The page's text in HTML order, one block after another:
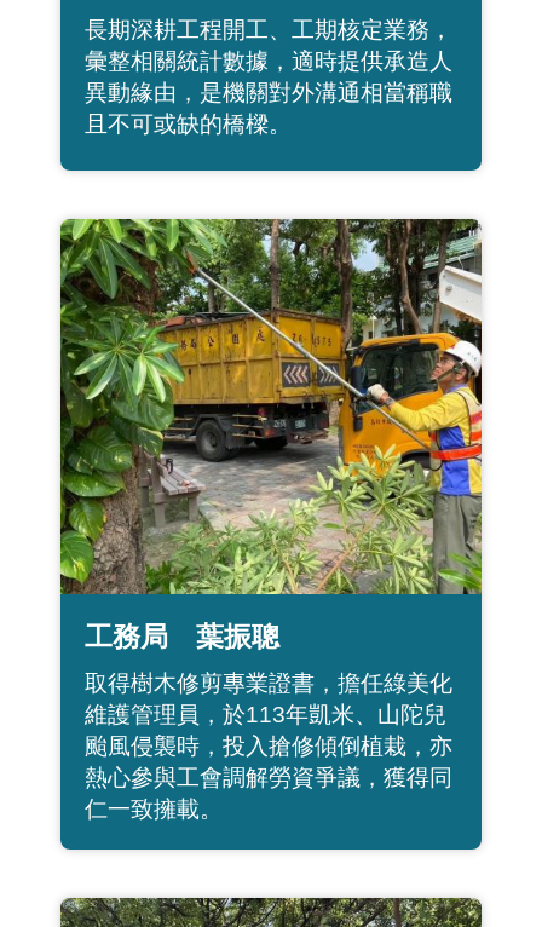
長期深耕工程開工、工期核定業務，
彙整相關統計數據，適時提供承造人
異動緣由，是機關對外溝通相當稱職
且不可或缺的橋樑。
工務局 葉振聰
取得樹木修剪專業證書，擔任綠美化
維護管理員，於113年凱米、山陀兒
颱風侵襲時，投入搶修傾倒植栽，亦
熱心參與工會調解勞資爭議，獲得同
仁一致擁載。